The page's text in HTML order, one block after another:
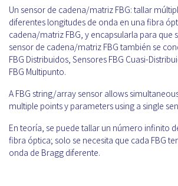
Un sensor de cadena/matriz FBG: tallar
diferentes longitudes de onda en una fibra
cadena/matriz FBG, y encapsularla para que
sensor de cadena/matriz FBG también se
FBG Distribuidos, Sensores FBG Cuasi-
FBG Multipunto.
A FBG string/array sensor allows
multiple points y parameters using a single
En teoría, se puede tallar un número infinito
fibra óptica; solo se necesita que cada FBG
onda de Bragg diferente.